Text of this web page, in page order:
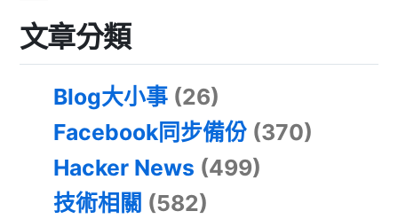
文章分類
Blog大小事 (26)
Facebook同步備份 (370)
Hacker News (499)
技術相關 (582)